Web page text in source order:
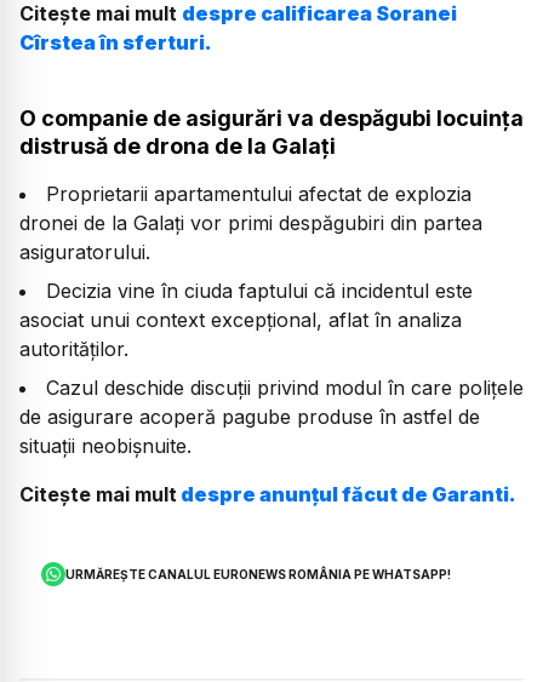
Citește mai mult despre calificarea Soranei
Cîrstea în sferturi.
O companie de asigurări va despăgubi locuința
distrusă de drona de la Galați
Proprietarii apartamentului afectat de explozia
dronei de la Galați vor primi despăgubiri din partea
asiguratorului.
Decizia vine în ciuda faptului că incidentul este
asociat unui context excepțional, aflat în analiza
autorităților.
Cazul deschide discuții privind modul în care polițele
de asigurare acoperă pagube produse în astfel de
situații neobișnuite.
Citește mai mult despre anunțul făcut de Garanti.
URMĂREȘTE CANALUL EURONEWS ROMÂNIA PE WHATSAPP!